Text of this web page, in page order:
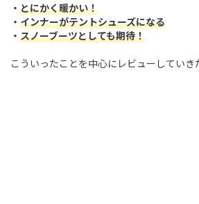
・ とにかく暖かい！
・ インナーがテントシューズになる
・ スノーブーツとしても期待！
こういったことを中心にレビューしていき